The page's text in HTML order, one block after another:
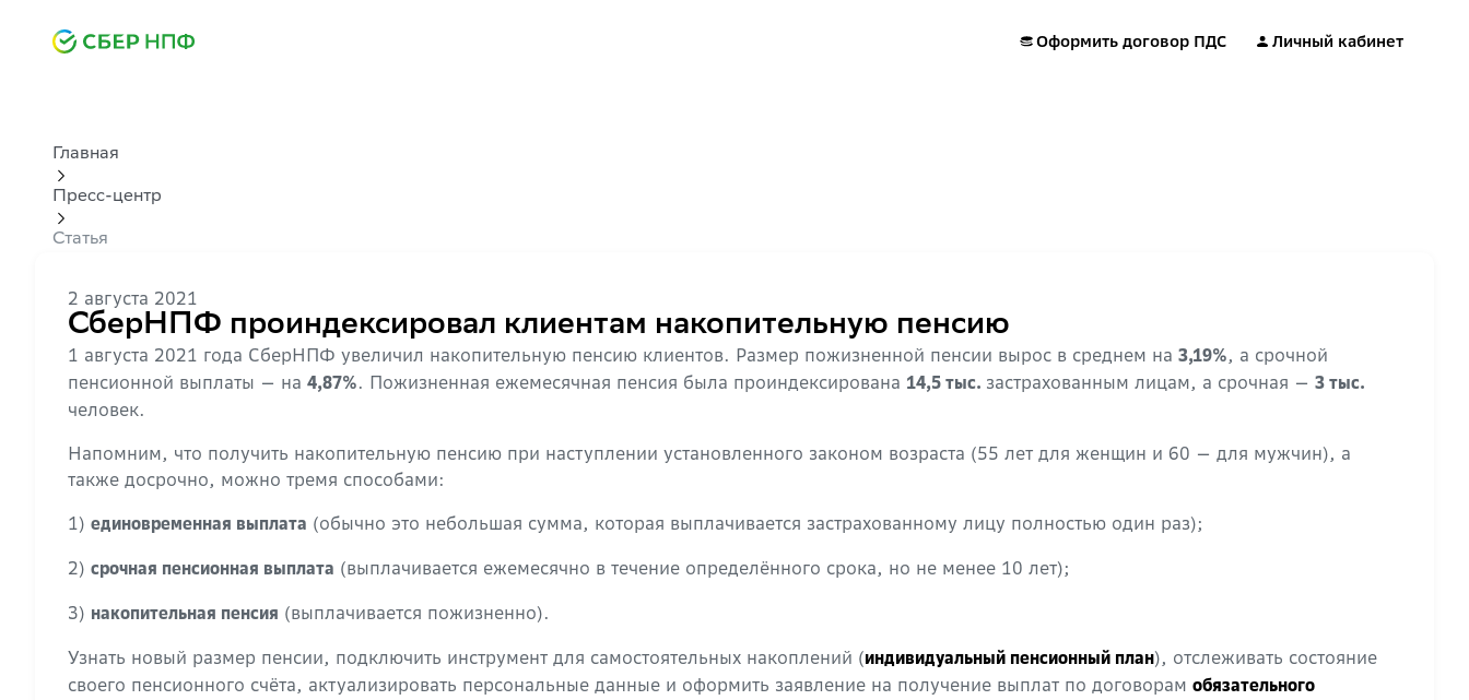
Оформить договор ПДС Личный кабинет
Главная
Пресс-центр
Статья
2 августа 2021
СберНПФ проиндексировал клиентам накопительную пенсию
1 августа 2021 года СберНПФ увеличил накопительную пенсию клиентов. Размер пожизненной пенсии вырос в среднем на 3,19%, а срочной
пенсионной выплаты — на 4,87%. Пожизненная ежемесячная пенсия была проиндексирована 14,5 тыс. застрахованным лицам, а срочная — 3 тыс.
человек.
Напомним, что получить накопительную пенсию при наступлении установленного законом возраста (55 лет для женщин и 60 — для мужчин), а
также досрочно, можно тремя способами:
1) единовременная выплата (обычно это небольшая сумма, которая выплачивается застрахованному лицу полностью один раз);
2) срочная пенсионная выплата (выплачивается ежемесячно в течение определённого срока, но не менее 10 лет);
3) накопительная пенсия (выплачивается пожизненно).
Узнать новый размер пенсии, подключить инструмент для самостоятельных накоплений (индивидуальный пенсионный план), отслеживать состояние
своего пенсионного счёта, актуализировать персональные данные и оформить заявление на получение выплат по договорам обязательного